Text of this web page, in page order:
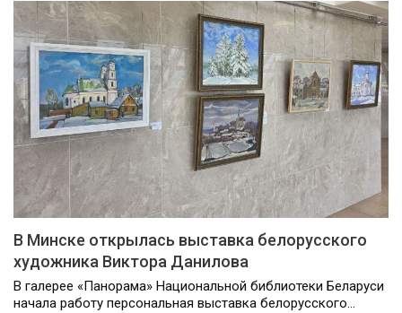
В Минске открылась выставка белорусского
художника Виктора Данилова
В галерее «Панорама» Национальной библиотеки Беларуси
начала работу персональная выставка белорусского…